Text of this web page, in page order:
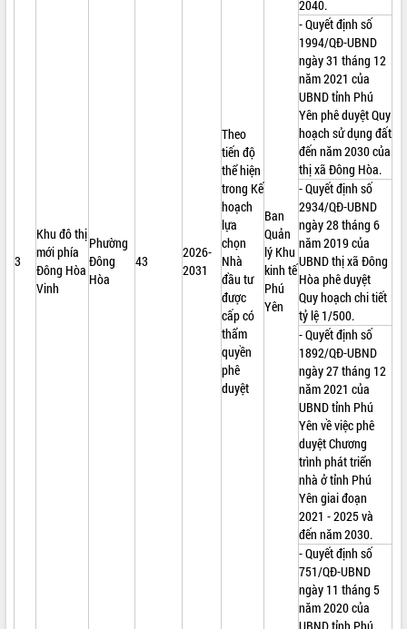
3
Khu đô thị
mới phía
Đông Hòa
Vinh
Phường
Đông
Hòa
43
2026-
2031
Theo
tiến độ
thể hiện
trong Kế
hoạch
lựa
chọn
Nhà
đầu tư
được
cấp có
thẩm
quyền
phê
duyệt
Ban
Quản
lý Khu
kinh tế
Phú
Yên
2040.
- Quyết định số
1994/QĐ-UBND
ngày 31 tháng 12
năm 2021 của
UBND tỉnh Phú
Yên phê duyệt Quy
hoạch sử dụng đất
đến năm 2030 của
thị xã Đông Hòa.
- Quyết định số
2934/QĐ-UBND
ngày 28 tháng 6
năm 2019 của
UBND thị xã Đông
Hòa phê duyệt
Quy hoạch chi tiết
tỷ lệ 1/500.
- Quyết định số
1892/QĐ-UBND
ngày 27 tháng 12
năm 2021 của
UBND tỉnh Phú
Yên về việc phê
duyệt Chương
trình phát triển
nhà ở tỉnh Phú
Yên giai đoạn
2021 - 2025 và
đến năm 2030.
- Quyết định số
751/QĐ-UBND
ngày 11 tháng 5
năm 2020 của